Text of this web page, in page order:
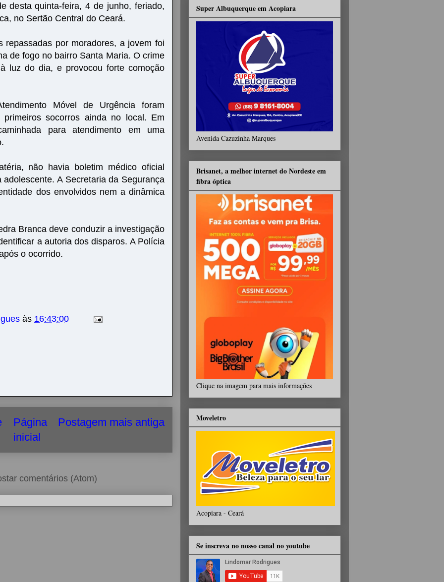
desta quinta-feira, 4 de junho, feriado,
no Sertão Central do Ceará.
repassadas por moradores, a jovem foi
de fogo no bairro Santa Maria. O crime
luz do dia, e provocou forte comoção
Móvel de Urgência foram
socorros ainda no local. Em
para atendimento em uma
não havia boletim médico oficial
A Secretaria da Segurança
dos envolvidos nem a dinâmica
Branca deve conduzir a investigação
a autoria dos disparos. A Polícia
o ocorrido.
às 16:43:00
Postagem mais antiga
Página
inicial
comentários (Atom)
Super Albuquerque em Acopiara
Avenida Cazuzinha Marques
Brisanet, a melhor internet do Nordeste em
fibra óptica
Clique na imagem para mais informações
Moveletro
Acopiara - Ceará
Se inscreva no nosso canal no youtube